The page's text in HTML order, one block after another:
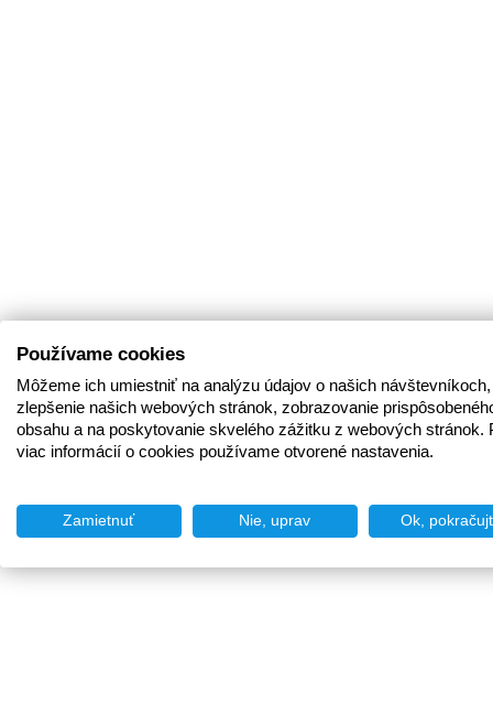
Používame cookies
Môžeme ich umiestniť na analýzu údajov o našich
zlepšenie našich webových stránok, zobrazovanie
obsahu a na poskytovanie skvelého zážitku z webových stránok.
viac informácií o cookies používame otvorené nastavenia.
Zamietnuť Nie, uprav Ok,